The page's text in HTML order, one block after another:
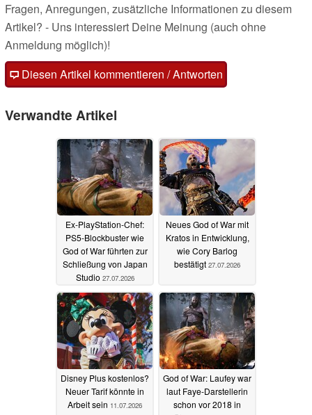
Fragen, Anregungen, zusätzliche Informationen zu diesem
Artikel? - Uns interessiert Deine Meinung (auch ohne
Anmeldung möglich)!
Diesen Artikel kommentieren / Antworten
Verwandte Artikel
Ex-PlayStation-Chef:
PS5-Blockbuster wie
God of War führten zur
Schließung von Japan
Studio 27.07.2026
Neues God of War mit
Kratos in Entwicklung,
wie Cory Barlog
bestätigt 27.07.2026
Disney Plus kostenlos?
Neuer Tarif könnte in
Arbeit sein 11.07.2026
God of War: Laufey war
laut Faye‑Darstellerin
schon vor 2018 in